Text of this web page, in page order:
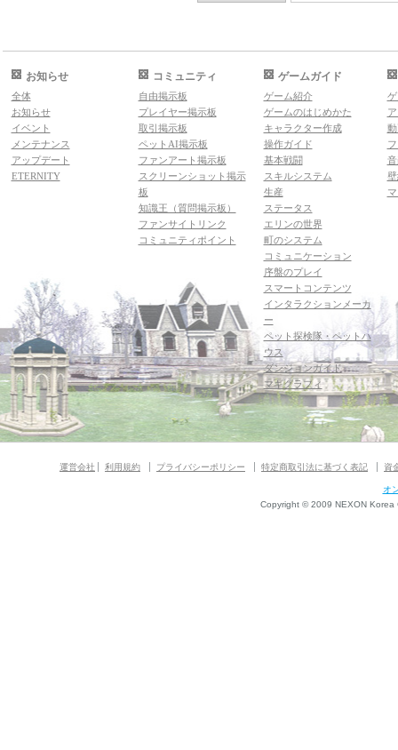
お知らせ
全体
お知らせ
イベント
メンテナンス
アップデート
ETERNITY
コミュニティ
自由掲示板
プレイヤー掲示板
取引掲示板
ペットAI掲示板
ファンアート掲示板
スクリーンショット掲示
板
知識王（質問掲示板）
ファンサイトリンク
コミュニティポイント
ゲームガイド
ゲーム紹介
ゲームのはじめかた
キャラクター作成
操作ガイド
基本戦闘
スキルシステム
生産
ステータス
エリンの世界
町のシステム
コミュニケーション
序盤のプレイ
スマートコンテンツ
インタラクションメーカ
ー
ペット探検隊・ペットハ
ウス
ダンジョンガイド
マギグラフィ
運営会社 利用規約 プライバシーポリシー 特定商取引法に基づく表記 資
オ
Copyright © 2009 NEXON Korea